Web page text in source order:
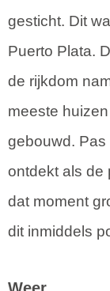
gesticht. Dit
Puerto Plata.
de rijkdom
meeste
gebouwd. Pas
ontdekt als de
dat moment
dit inmiddels